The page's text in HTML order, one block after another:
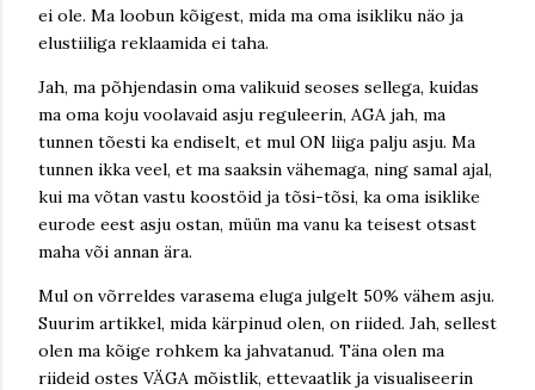
ei ole. Ma loobun kõigest, mida ma oma isikliku näo ja
elustiiliga reklaamida ei taha.
Jah, ma põhjendasin oma valikuid seoses sellega, kuidas
ma oma koju voolavaid asju reguleerin, AGA jah, ma
tunnen tõesti ka endiselt, et mul ON liiga palju asju. Ma
tunnen ikka veel, et ma saaksin vähemaga, ning samal ajal,
kui ma võtan vastu koostöid ja tõsi-tõsi, ka oma isiklike
eurode eest asju ostan, müün ma vanu ka teisest otsast
maha või annan ära.
Mul on võrreldes varasema eluga julgelt 50% vähem asju.
Suurim artikkel, mida kärpinud olen, on riided. Jah, sellest
olen ma kõige rohkem ka jahvatanud. Täna olen ma
riideid ostes VÄGA mõistlik, ettevaatlik ja visualiseerin